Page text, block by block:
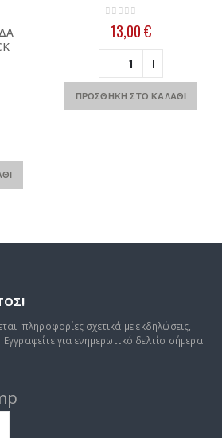
€.
13,00€
ΠΡΟΣΘΉΚΗ ΣΤΟ ΚΑΛΆΘΙ
πληροφορίες σχετικά με εκδηλώσεις,
για ενημερωτικό δελτίο σήμερα.